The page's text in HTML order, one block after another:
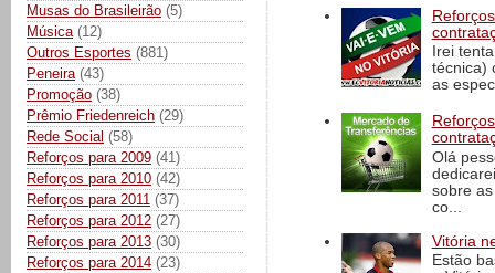
Musas do Brasileirão (5)
Música (12)
Outros Esportes (881)
Peneira (43)
Promoção (38)
Prêmio Friedenreich (29)
Rede Social (58)
Reforços para 2009 (41)
Reforços para 2010 (42)
Reforços para 2011 (37)
Reforços para 2012 (27)
Reforços para 2013 (30)
Reforços para 2014 (23)
Irei
técnica)
as
Olá
sobre
co...
Vitória
Estão